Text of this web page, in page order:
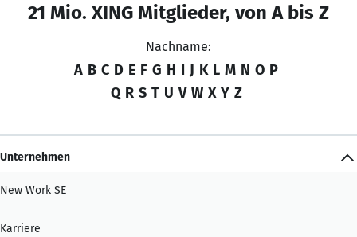
21 Mio. XING Mitglieder, von A bis Z
Nachname:
A B C D E F G H I J K L M N O P
Q R S T U V W X Y Z
Unternehmen
New Work SE
Karriere